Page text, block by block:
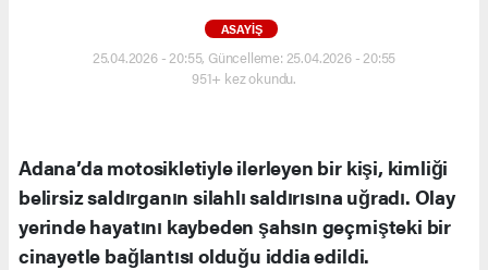
ASAYIŞ
25.04.2026 - 20:55, Güncelleme: 25.04.2026 - 20:55
951+ kez okundu.
Adana’da motosikletiyle ilerleyen bir kişi, kimliği
belirsiz saldırganın silahlı saldırısına uğradı. Olay
yerinde hayatını kaybeden şahsın geçmişteki bir
cinayetle bağlantısı olduğu iddia edildi.